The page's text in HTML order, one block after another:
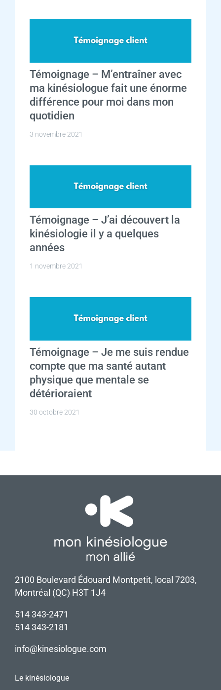
Témoignage – M’entraîner avec
ma kinésiologue fait une énorme
différence pour moi dans mon
quotidien
3 novembre 2021
Témoignage – J’ai découvert la
kinésiologie il y a quelques
années
1 novembre 2021
Témoignage – Je me suis rendue
compte que ma santé autant
physique que mentale se
détérioraient
30 octobre 2021
2100 Boulevard Édouard Montpetit, local 7203,
Montréal (QC) H3T 1J4
514 343-2471
514 343-2181
info@kinesiologue.com
Le kinésiologue